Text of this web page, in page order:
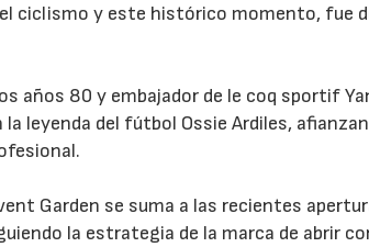
ciclismo y este histórico momento, fue
años 80 y embajador de le coq sportif
leyenda del fútbol Ossie Ardiles,
Garden se suma a las recientes
la estrategia de la marca de abrir